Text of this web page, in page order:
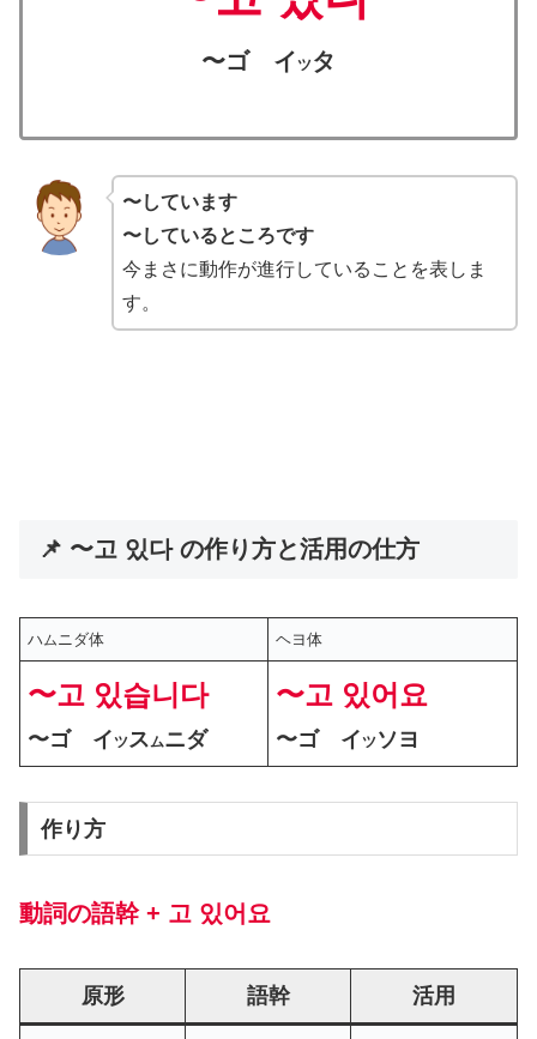
〜ゴ イツタ
〜しています
〜しているところです
今まさに動作が進行していることを表しま
す。
📌 〜고 있다 の作り方と活用の仕方
ハムニダ体 ヘヨ体
〜고 있습니다
〜ゴ イツスムニダ
〜고 있어요
〜ゴ イツソヨ
作り方
動詞の語幹 + 고 있어요
原形 語幹 活用